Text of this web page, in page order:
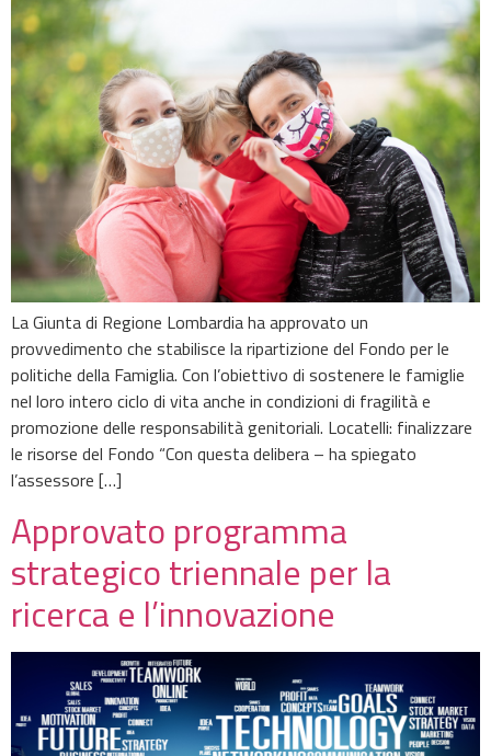
La Giunta di Regione Lombardia ha approvato un
provvedimento che stabilisce la ripartizione del Fondo per le
politiche della Famiglia. Con l’obiettivo di sostenere le famiglie
nel loro intero ciclo di vita anche in condizioni di fragilità e
promozione delle responsabilità genitoriali. Locatelli: finalizzare
le risorse del Fondo “Con questa delibera – ha spiegato
l’assessore […]
Approvato programma
strategico triennale per la
ricerca e l’innovazione